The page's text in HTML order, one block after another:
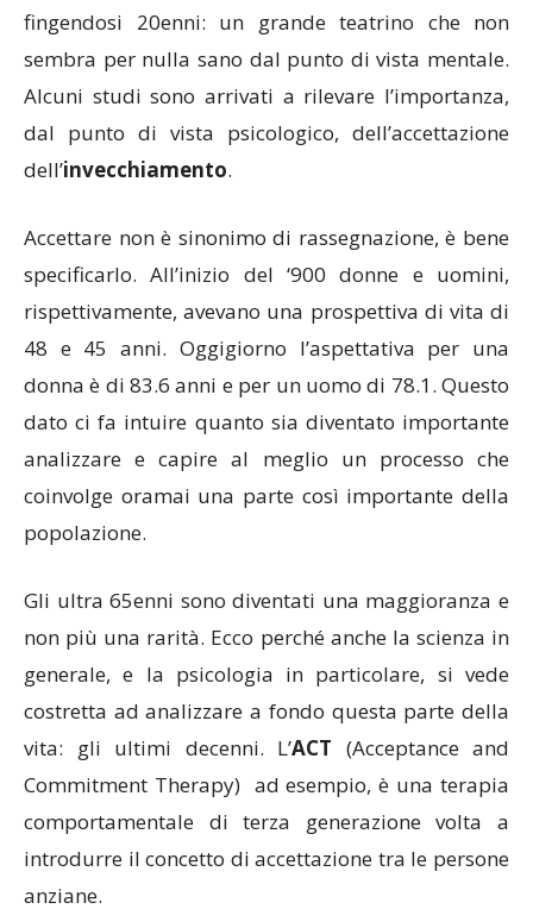
fingendosi 20enni: un grande teatrino che non
sembra per nulla sano dal punto di vista mentale.
Alcuni studi sono arrivati a rilevare l’importanza,
dal punto di vista psicologico, dell’accettazione
dell’invecchiamento.
Accettare non è sinonimo di rassegnazione, è bene
specificarlo. All’inizio del ‘900 donne e uomini,
rispettivamente, avevano una prospettiva di vita di
48 e 45 anni. Oggigiorno l’aspettativa per una
donna è di 83.6 anni e per un uomo di 78.1. Questo
dato ci fa intuire quanto sia diventato importante
analizzare e capire al meglio un processo che
coinvolge oramai una parte così importante della
popolazione.
Gli ultra 65enni sono diventati una maggioranza e
non più una rarità. Ecco perché anche la scienza in
generale, e la psicologia in particolare, si vede
costretta ad analizzare a fondo questa parte della
vita: gli ultimi decenni. L’ACT (Acceptance and
Commitment Therapy) ad esempio, è una terapia
comportamentale di terza generazione volta a
introdurre il concetto di accettazione tra le persone
anziane.